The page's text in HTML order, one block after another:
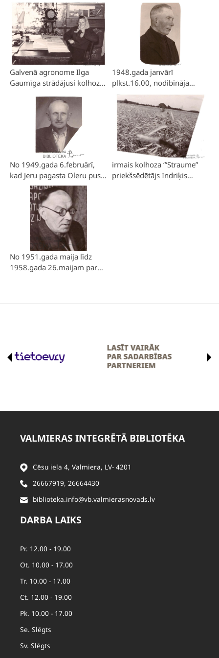
– pirmo un līdz šim vienīgo
galveno grāmatvedi kolhozā
“Straume”.
Galvenā agronome Ilga
Gaumīga strādājusi kolhozā
1986.gadam.
1948.gada janvārī
plkst.16.00, nodibināja
kolhozu “Gaisma”. Par
priekšsēdētāju ievēlēja
Eduardu Medni. Sanāksmes
vieta bija vēlākais
kolhoza”Straume” kantoris
“Valdainēs” .
No 1949.gada 6.februārī,
kad Jeru pagasta Oleru pusē
nodibināja kolhozu “Seda”,
par priekšsēdētāju strādāja
Alfrēds Lapsiņš.
irmais kolhoza ‘”Straume”
priekšsēdētājs Indriķis
No 1951.gada maija līdz
1958.gada 26.maijam par
VALMIERAS INTEGRĒTĀ BIBLIOTĒKA
Cēsu iela 4, Valmiera, LV- 4201
26667919, 26664430
biblioteka.info@vb.valmierasnovads.lv
DARBA LAIKS
Pr. 12.00 - 19.00
Ot. 10.00 - 17.00
Tr. 10.00 - 17.00
Ct. 12.00 - 19.00
Pk. 10.00 - 17.00
Se. Slēgts
Sv. Slēgts